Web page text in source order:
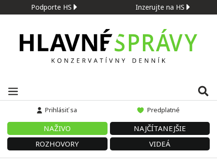
Podporte HS Inzerujte na HS
Prihlásiť sa Predplatné
NAŽIVO
NAJČÍTANEJŠIE
ROZHOVORY
VIDEÁ